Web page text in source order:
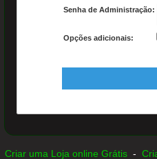
Senha de Administração:
Opções adicionais:
Criar uma Loja online Grátis -